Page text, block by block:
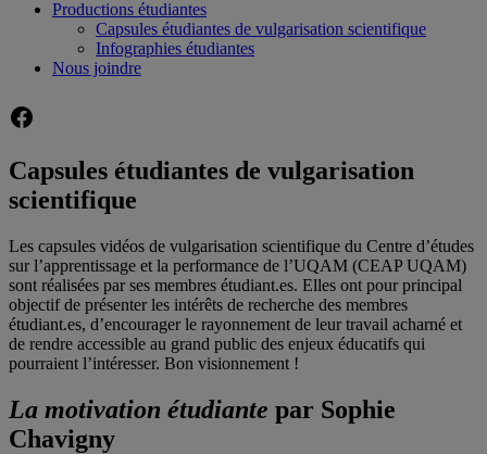
Productions étudiantes
Capsules étudiantes de vulgarisation scientifique
Infographies étudiantes
Nous joindre
Facebook
Capsules étudiantes de vulgarisation
scientifique
Les capsules vidéos de vulgarisation scientifique du Centre d’études
sur l’apprentissage et la performance de l’UQAM (CEAP UQAM)
sont réalisées par ses membres étudiant.es. Elles ont pour principal
objectif de présenter les intérêts de recherche des membres
étudiant.es, d’encourager le rayonnement de leur travail acharné et
de rendre accessible au grand public des enjeux éducatifs qui
pourraient l’intéresser. Bon visionnement !
La motivation étudiante par Sophie
Chavigny